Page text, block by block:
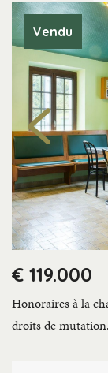
Vendu
€ 119.000
Honoraires à la
droits de mutation.